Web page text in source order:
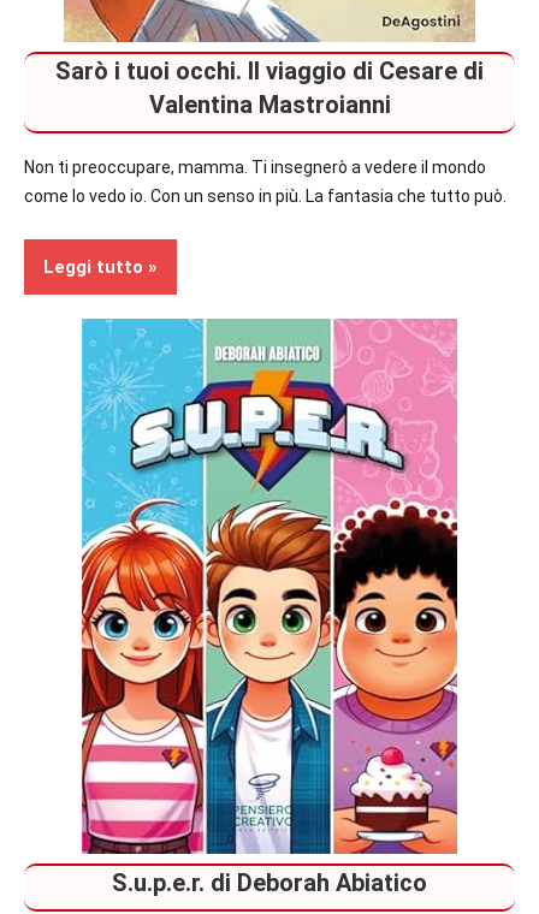
Sarò i tuoi occhi. Il viaggio di Cesare di
Valentina Mastroianni
Non ti preoccupare, mamma. Ti insegnerò a vedere il mondo
come lo vedo io. Con un senso in più. La fantasia che tutto può.
Leggi tutto
Prossime
Uscite
Bambini
S.u.p.e.r. di Deborah Abiatico